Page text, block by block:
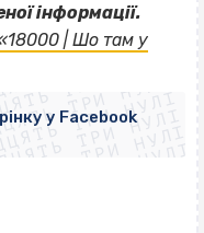
інформації.
| Шо там у
ТРИ НУЛІ
ТРИ НУЛІ
ТРИ НУЛІ
ТРИ НУЛІ
ТРИ НУЛІ
ТРИ НУЛІ
ТРИ НУЛІ
ТРИ НУЛІ
у Facebook